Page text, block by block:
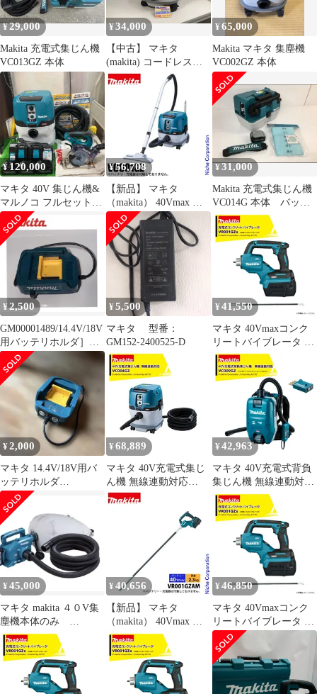
¥29,000
Makita 充電式集じん機
VC013GZ 本体
¥34,000
【中古】 マキタ
(makita) コードレス集
じん機 VC001GZ
¥65,000
Makita マキタ 集塵機
VC002GZ 本体
¥120,000
マキタ 40V 集じん機&
マルノコ フルセット！
VC004GZ KS001GZ バ
ッテリー3個・充電器
【草加店】
¥56,708
【新品】 マキタ
（makita） 40Vmax 充
電式集じん機 本体のみ
VC001GZ バッテリ・充
電器別売り
¥31,000
Makita 充電式集じん機
VC014G 本体 バッテ
リ付き
¥2,500
GM00001489/14.4V/18V
用バッテリホルダ］マ
キタ純正
¥5,500
マキタ 型番：
GM152-2400525-D
¥ 41,550
マキタ 40Vmaxコンク
リートバイブレータ フ
レキシブルシャフト太
さφ28mm 長さ1.2mタイ
プ バッテリ・充電器別
売 VR001GZAM
¥2,000
マキタ 14.4V/18V用バ
ッテリホルダ
GM00001489
¥ 68,889
マキタ 40V充電式集じ
ん機 無線連動対応
VC004GZ 15L 本体のみ
充電式工具と連動集じ
ん ワイヤレスユニット
¥ 42,963
マキタ 40V充電式背負
集じん機 無線連動対応
VC009GZ 2L 本体+ワイ
ヤレスユニットA-66151
set品 バッテリ・充電器
別売 充電式工具と連動
集じん
¥ 45,000
マキタ makita ４０V集
塵機本体のみ
VC015GZ
¥ 40,656
【新品】 マキタ
（makita） 40Vmax 充
電式コンクリートバイ
ブレータ 径28mm
x1.2m 本体のみ
VR001GZAM 工具 電動
バイブレータ バッテ
¥ 46,850
マキタ 40Vmaxコンク
リートバイブレータ フ
レキシブルシャフト太
さφ32mm 長さ1.7mタイ
プ バッテリ・充電器別